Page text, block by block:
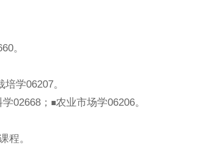
。
培学06207。
02668； ■农业市场学06206。
程。